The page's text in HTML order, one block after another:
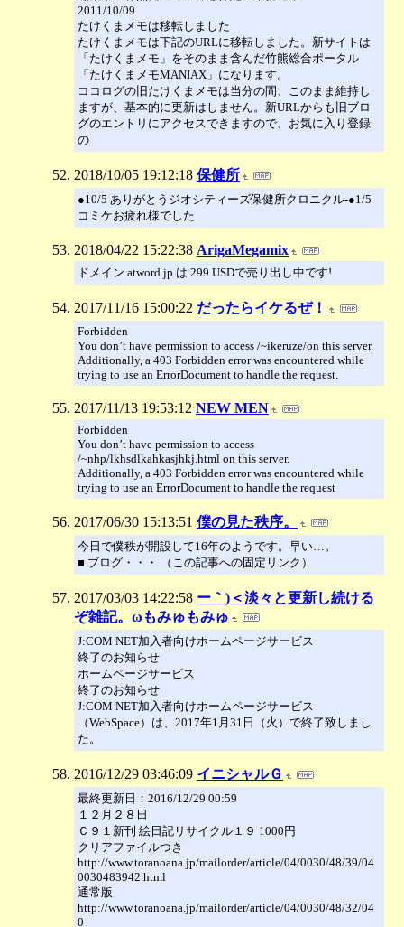
2011/10/09
たけくまメモは移転しました
たけくまメモは下記のURLに移転しました。新サイトは
「たけくまメモ」をそのまま含んだ竹熊総合ポータル
「たけくまメモMANIAX」になります。
ココログの旧たけくまメモは当分の間、このまま維持し
ますが、基本的に更新はしません。新URLからも旧ブロ
グのエントリにアクセスできますので、お気に入り登録
の
2018/10/05 19:12:18 保健所
●10/5 ありがとうジオシティーズ保健所クロニクル-●1/5
コミケお疲れ様でした
2018/04/22 15:22:38 ArigaMegamix
ドメイン atword.jp は 299 USDで売り出し中です!
2017/11/16 15:00:22 だったらイケるぜ！
Forbidden
You don’t have permission to access /~ikeruze/on this server.
Additionally, a 403 Forbidden error was encountered while
trying to use an ErrorDocument to handle the request.
2017/11/13 19:53:12 NEW MEN
Forbidden
You don’t have permission to access
/~nhp/lkhsdlkahkasjhkj.html on this server.
Additionally, a 403 Forbidden error was encountered while
trying to use an ErrorDocument to handle the request
2017/06/30 15:13:51 僕の見た秩序。
今日で僕秩が開設して16年のようです。早い…。
■ ブログ・・・ （この記事への固定リンク）
2017/03/03 14:22:58 ー｀)＜淡々と更新し続ける
ぞ雑記。ωもみゅもみゅ
J:COM NET加入者向けホームページサービス
終了のお知らせ
ホームページサービス
終了のお知らせ
J:COM NET加入者向けホームページサービス
（WebSpace）は、2017年1月31日（火）で終了致しまし
た。
2016/12/29 03:46:09 イニシャルＧ
最終更新日：2016/12/29 00:59
１２月２８日
Ｃ９１新刊 絵日記リサイクル１９ 1000円
クリアファイルつき
http://www.toranoana.jp/mailorder/article/04/0030/48/39/04
0030483942.html
通常版
http://www.toranoana.jp/mailorder/article/04/0030/48/32/04
0